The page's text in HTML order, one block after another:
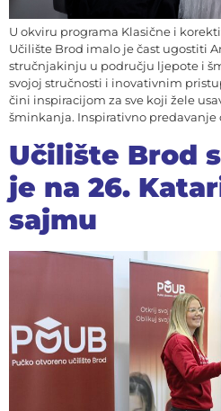
U okviru programa Klasične i
Učilište Brod imalo je čast ugostiti
stručnjakinju u području ljepote i
svojoj stručnosti i inovativnim
čini inspiracijom za sve koji žele
šminkanja. Inspirativno
Učilište Brod
je na 26.
sajmu